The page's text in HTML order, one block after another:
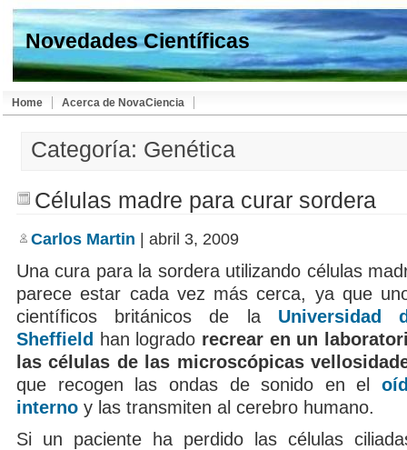
Novedades Científicas
Home Acerca de NovaCiencia
Categoría: Genética
Células madre para curar sordera
Carlos Martin | abril 3, 2009
Una cura para la sordera utilizando células
parece estar cada vez más cerca, ya que
científicos británicos de la Universidad
Sheffield han logrado recrear en un
las células de las microscópicas
que recogen las ondas de sonido en el
interno y las transmiten al cerebro humano.
Si un paciente ha perdido las células